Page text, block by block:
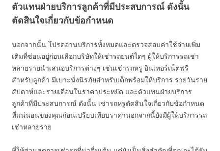
ตัวแทนฝ่ายบริการลูกค้าที่มีประสบการณ์ ดังนั้น
ตัดสินใจเกี่ยวกับข้อกำหนด
นอกจากนั้น โปรดอ่านบริการทั้งหมดและตรวจสอบค่าใช้จ่ายเพิ่ม
เติมที่ซ่อนอยู่ก่อนเลือกบริษัทให้เช่ารถยนต์ใดๆ ผู้ให้บริการรถเช่า
หลายรายนำเสนอบริการต่างๆ เช่นเช่ารถหรู อินเทอร์เน็ตฟรี
สำหรับลูกค้า มีเบาะนั่งนิรภัยสำหรับเด็กพร้อมให้บริการ รายวันราย
สัปดาห์และรายเดือนในราคาประหยัด และตัวแทนฝ่ายบริการ
ลูกค้าที่มีประสบการณ์ ดังนั้น เช่ารถหรูตัดสินใจเกี่ยวกับข้อกำหนด
ที่แน่นอนของคุณก่อนเปรียบเทียบราคานอกจากนี้ยังมีผู้ให้บริการรถ
เช่าหลายราย